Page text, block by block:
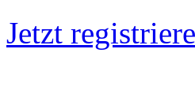
Jetzt